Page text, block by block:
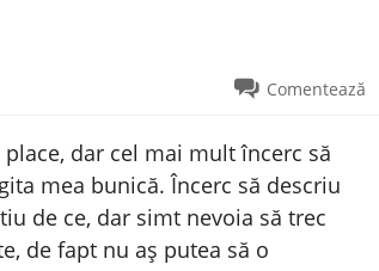
Comentează
dar cel mai mult încerc să
mea bunică. Încerc să descriu
de ce, dar simt nevoia să trec
de fapt nu aș putea să o